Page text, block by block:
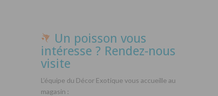
Un poisson vous
intéresse ? Rendez-nous
visite
L’équipe du Décor Exotique vous accueille au
magasin :